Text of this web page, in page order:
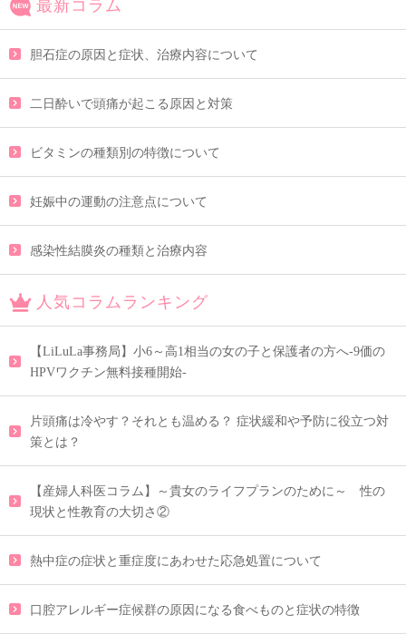
最新コラム
胆石症の原因と症状、治療内容について
二日酔いで頭痛が起こる原因と対策
ビタミンの種類別の特徴について
妊娠中の運動の注意点について
感染性結膜炎の種類と治療内容
人気コラムランキング
【LiLuLa事務局】小6～高1相当の女の子と保護者の方へ-9価の
HPVワクチン無料接種開始-
片頭痛は冷やす？それとも温める？ 症状緩和や予防に役立つ対
策とは？
【産婦人科医コラム】～貴女のライフプランのために～ 性の
現状と性教育の大切さ②
熱中症の症状と重症度にあわせた応急処置について
口腔アレルギー症候群の原因になる食べものと症状の特徴